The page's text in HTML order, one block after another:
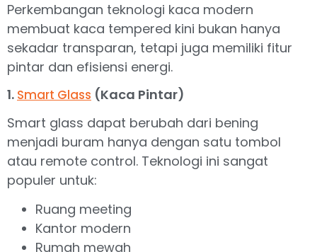
Perkembangan teknologi kaca modern
membuat kaca tempered kini bukan hanya
sekadar transparan, tetapi juga memiliki fitur
pintar dan efisiensi energi.
1. Smart Glass (Kaca Pintar)
Smart glass dapat berubah dari bening
menjadi buram hanya dengan satu tombol
atau remote control. Teknologi ini sangat
populer untuk:
Ruang meeting
Kantor modern
Rumah mewah